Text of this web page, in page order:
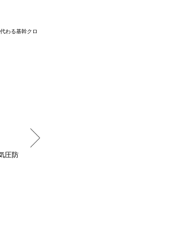
わる基幹クロ
圧防
タグ・ホイヤー カレラ キャリバー ホイヤー02 クロノ
エレガンスを纏ったレーシング・クロノ